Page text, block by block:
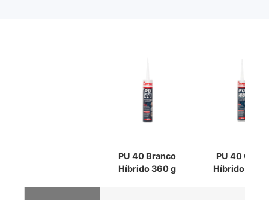
PU 40 Branco
Híbrido 360 g
PU 40 Cinza
Híbrido 360